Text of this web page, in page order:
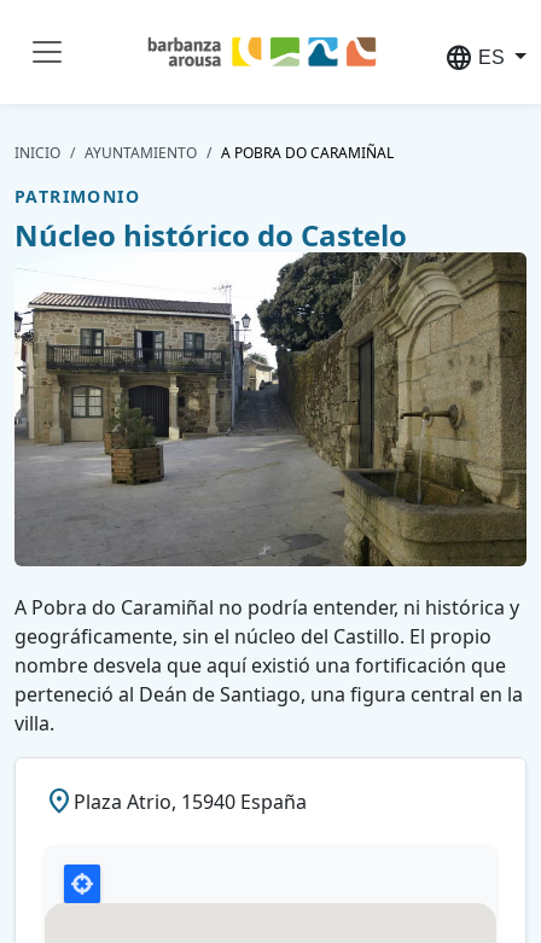
language ES
INICIO AYUNTAMIENTO A POBRA DO CARAMIÑAL
PATRIMONIO
Núcleo histórico do Castelo
A Pobra do Caramiñal no podría entender, ni histórica y
geográficamente, sin el núcleo del Castillo. El propio
nombre desvela que aquí existió una fortificación que
perteneció al Deán de Santiago, una figura central en la
villa.
place Plaza Atrio, 15940 España